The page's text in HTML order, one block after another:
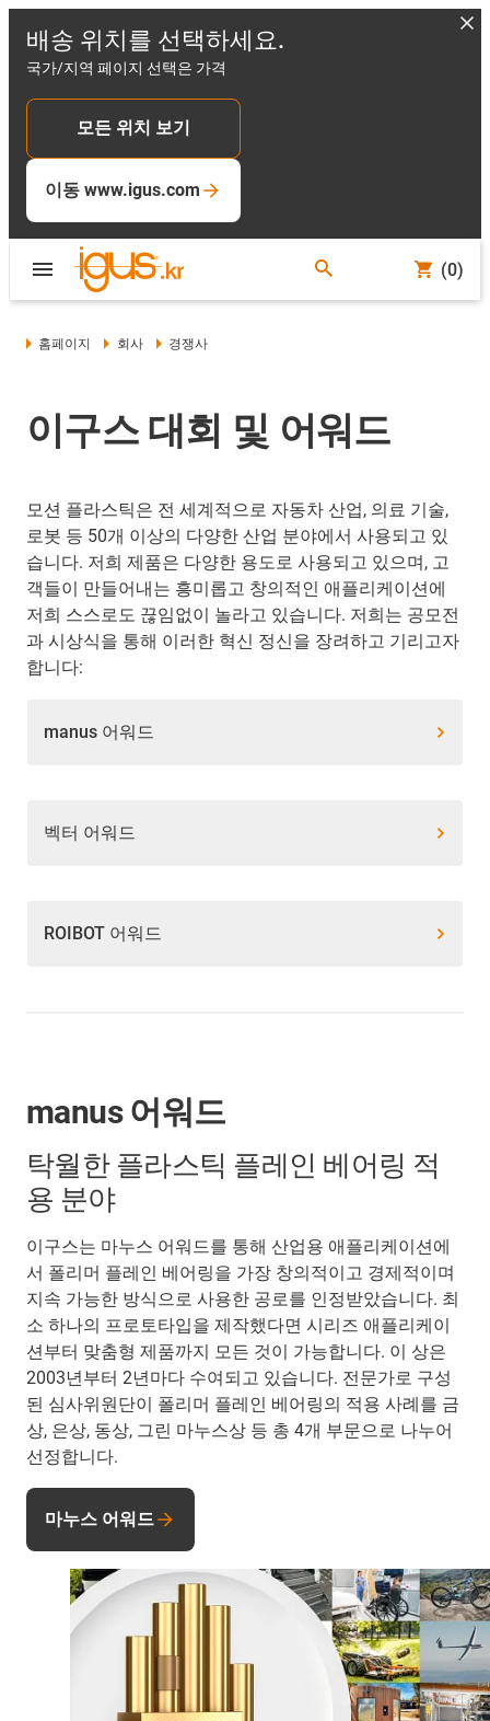
배송 위치를 선택하세요.
국가/지역 페이지 선택은 가격
모든 위치 보기
이동 www.igus.com
(0)
홈페이지 회사 경쟁사
이구스 대회 및 어워드
모션 플라스틱은 전 세계적으로 자동차 산업, 의료 기술,
로봇 등 50개 이상의 다양한 산업 분야에서 사용되고 있
습니다. 저희 제품은 다양한 용도로 사용되고 있으며, 고
객들이 만들어내는 흥미롭고 창의적인 애플리케이션에
저희 스스로도 끊임없이 놀라고 있습니다. 저희는 공모전
과 시상식을 통해 이러한 혁신 정신을 장려하고 기리고자
합니다:
manus 어워드
벡터 어워드
ROIBOT 어워드
manus 어워드
탁월한 플라스틱 플레인 베어링 적
용 분야
이구스는 마누스 어워드를 통해 산업용 애플리케이션에
서 폴리머 플레인 베어링을 가장 창의적이고 경제적이며
지속 가능한 방식으로 사용한 공로를 인정받았습니다. 최
소 하나의 프로토타입을 제작했다면 시리즈 애플리케이
션부터 맞춤형 제품까지 모든 것이 가능합니다. 이 상은
2003년부터 2년마다 수여되고 있습니다. 전문가로 구성
된 심사위원단이 폴리머 플레인 베어링의 적용 사례를 금
상, 은상, 동상, 그린 마누스상 등 총 4개 부문으로 나누어
선정합니다.
마누스 어워드